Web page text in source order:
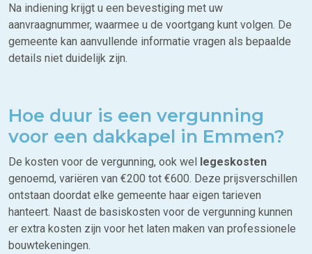
Na indiening krijgt u een bevestiging met uw
aanvraagnummer, waarmee u de voortgang kunt volgen. De
gemeente kan aanvullende informatie vragen als bepaalde
details niet duidelijk zijn.
Hoe duur is een vergunning
voor een dakkapel in Emmen?
De kosten voor de vergunning, ook wel legeskosten
genoemd, variëren van €200 tot €600. Deze prijsverschillen
ontstaan doordat elke gemeente haar eigen tarieven
hanteert. Naast de basiskosten voor de vergunning kunnen
er extra kosten zijn voor het laten maken van professionele
bouwtekeningen.